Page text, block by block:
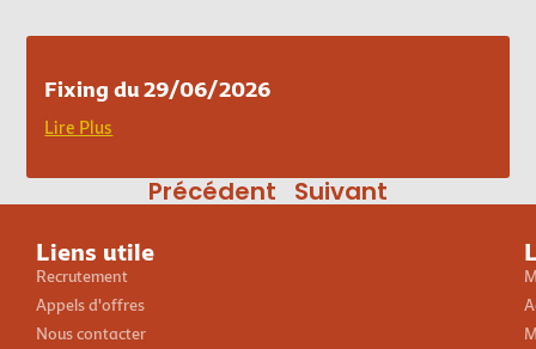
Fixing du 29/06/2026
Lire Plus
Précédent Suivant
Liens utile
Recrutement
Appels d'offres
Nous contacter